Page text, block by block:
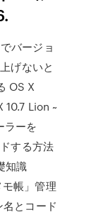
バージョ
げないと
OS X
Lion ~
ラーを
する方法
知識
帳」管理
とコード